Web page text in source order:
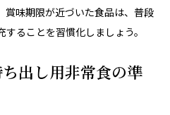
賞味期限が近づいた食品は、普段
ることを習慣化しましょう。
出し用非常食の準